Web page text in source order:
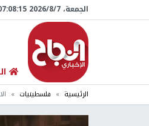
الجمعة، 7/‏8/‏2026 07:08:15 صباحاً
الرئيسية فلسطينيات